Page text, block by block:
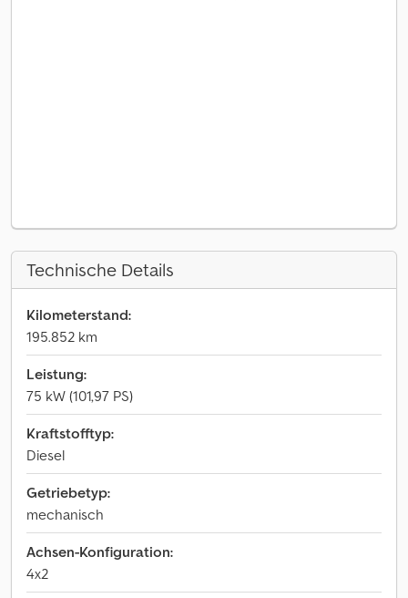
Technische Details
Kilometerstand:
195.852 km
Leistung:
75 kW (101,97 PS)
Kraftstofftyp:
Diesel
Getriebetyp:
mechanisch
Achsen-Konfiguration:
4x2